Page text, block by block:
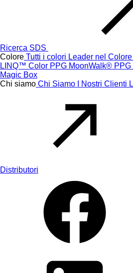
Ricerca SDS
Colore Tutti i colori Leader nel Colore
LINQ™ Color PPG MoonWalk®
Magic Box
Chi siamo Chi Siamo I Nostri Clienti
Distributori